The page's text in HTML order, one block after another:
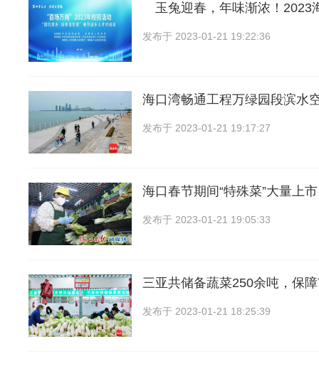
玉兔迎春，年味渐浓！2023
发布于 2023-01-21 19:22:36
海口湾畅通工程万绿园段滨水
发布于 2023-01-21 19:17:27
海口春节期间“特殊菜”大量上
发布于 2023-01-21 19:05:33
三亚共储备蔬菜250余吨，保
发布于 2023-01-21 18:25:39